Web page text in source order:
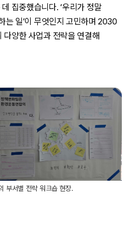
집중했습니다. ‘우리가 정말
는 일’이 무엇인지 고민하며 2030
양한 사업과 전략을 연결해
부서별 전략 워크숍 현장.